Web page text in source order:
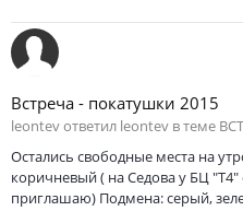
Встреча - покатушки 2015
leontev ответил leontev в теме
Остались свободные места на
коричневый ( на Седова у БЦ "Т4"
приглашаю) Подмена: серый,